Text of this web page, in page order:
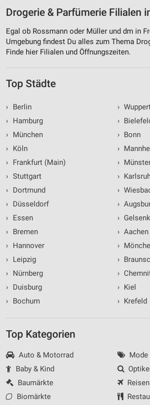
Drogerie & Parfümerie Filialen
Egal ob Rossmann oder Müller und dm in
Umgebung findest Du alles zum Thema
Finde hier Filialen und Öffnungszeiten.
Top Städte
›
Berlin
›
Hamburg
›
München
›
Köln
›
Frankfurt (Main)
› Stuttgart
›
Dortmund
›
Düsseldorf
›
Essen
›
Bremen
›
Hannover
›
Leipzig
›
Nürnberg
›
Duisburg
›
Bochum
›
›
› Bonn
›
›
›
›
›
›
› Aachen
›
›
›
› Kiel
› Krefeld
Top Kategorien
Auto & Motorrad
Baby & Kind
Baumärkte
Biomärkte
Mode